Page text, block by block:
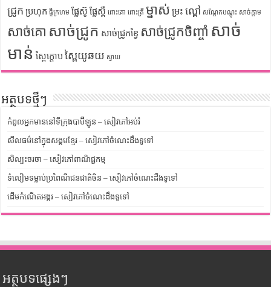
ជ្រូក ប្រហុក ផ្ទីក្រហម ផ្លែស៊ូ ផ្លែស្ពឺ ពោះគោ ពោះត្រី ម្នាស់ ម្រះ ល្ពៅ សណ្តែកបណ្តុះ សាច់ក្តាម
សាច់គោ សាច់ជ្រូក សាច់ជ្រូកខ្វៃ សាច់ជ្រូកចិញ្ចាំ សាច់
មាន់ ស្ពៃក្តោប ស្ពៃយូឆយ ស្វាយ
អត្ថបទថ្មីៗ
កំពូលអ្នកមាននៅទីក្រុងបាប៊ីឡូន – សៀវភៅអប់រំ
សីលធម៌នៅក្នុងសង្គមខ្មែរ – សៀវភៅចំណេះដឹងទូទៅ
សិល្បះចរចា – សៀវភៅពាណិជ្ជកម្ម
ទំលៀមទម្លាប់ប្រពៃណីជនជាតិចិន – សៀវភៅចំណេះដឹងទូទៅ
ដើមកំណើតអង្គរ – សៀវភៅចំណេះដឹងទូទៅ
អត្ថបទផ្សេងៗ